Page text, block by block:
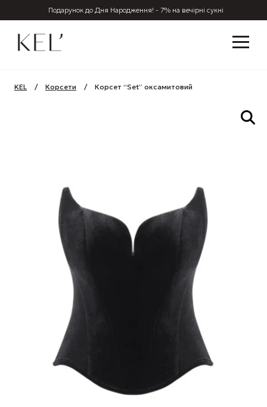
Подарунок до Дня Народження! - 7% на вечірні сукні
KEL / Корсети / Корсет “Set” оксамитовий